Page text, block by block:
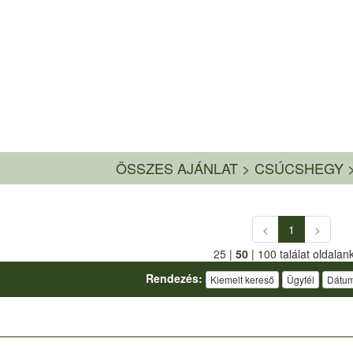
ÖSSZES AJÁNLAT > CSÚCSHEGY >
< 1 (current)
>
25| 50| 100 találat
Rendezés:
Kiemelt kereső Ügyfél